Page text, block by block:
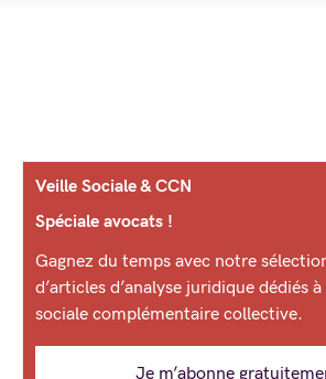
Veille Sociale & CCN
Spéciale avocats !
Gagnez du temps avec notre
d’articles d’analyse juridique dédiés
sociale complémentaire collective.
Je m’abonne